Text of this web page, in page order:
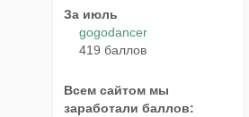
За июль
gogodancer
419 баллов
Всем сайтом мы
заработали баллов: